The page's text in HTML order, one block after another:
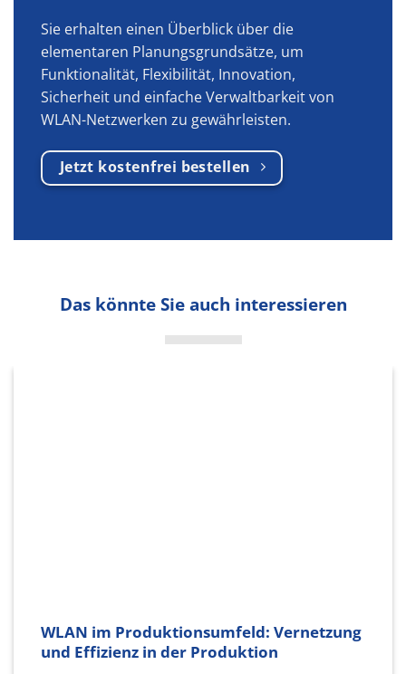
Sie erhalten einen Überblick über die
elementaren Planungsgrundsätze, um
Funktionalität, Flexibilität, Innovation,
Sicherheit und einfache Verwaltbarkeit von
WLAN-Netzwerken zu gewährleisten.
Jetzt kostenfrei bestellen
Das könnte Sie auch interessieren
WLAN im Produktionsumfeld: Vernetzung
und Effizienz in der Produktion